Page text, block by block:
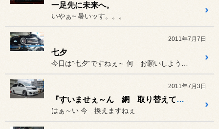
一足先に未来へ。
いやぁ~ 暑いッす。。。
2011年7月7日
七夕
2011年7月3日
『すいませぇ～ん 網 取り替えて。』
はぁ～い 今 換えますねぇ